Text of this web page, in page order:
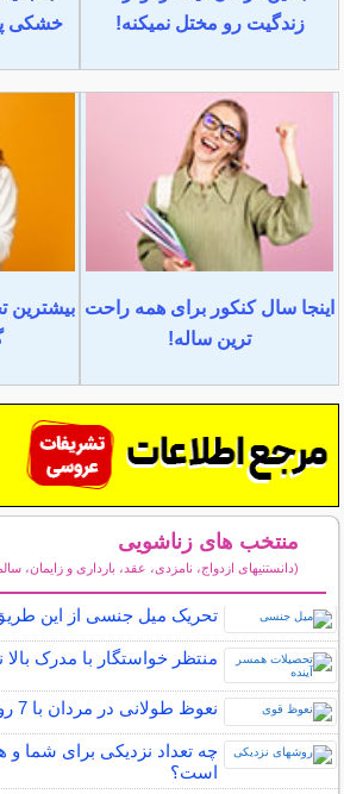
زندگیت رو مختل نمیکنه!
خشکی
اینجا سال کنکور برای همه راحت
ترین ساله!
بیشترین
منتخب های زناشویی
(دانستنیهای ازدواج، نامزدی، عقد، بارداری و زایمان،
تحریک میل جنسی از این
منتظر خواستگار با مدرک بالا
نعوظ طولانی در مردان با 7 روش موثر
چه تعداد نزدیکی برای شما
است؟